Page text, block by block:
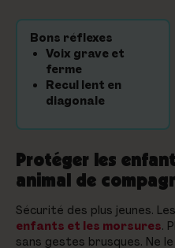
Bons réflexes
Voix grave et
ferme
Recul lent en
diagonale
Protéger les
animal de
Sécurité des plus jeunes.
enfants et les morsures.
sans gestes brusques. Ne